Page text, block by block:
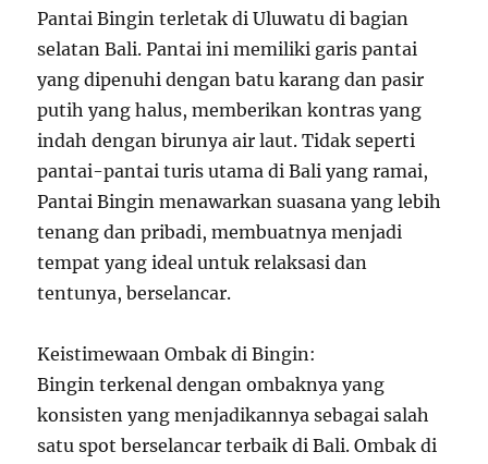
Pantai Bingin terletak di Uluwatu di bagian
selatan Bali. Pantai ini memiliki garis pantai
yang dipenuhi dengan batu karang dan pasir
putih yang halus, memberikan kontras yang
indah dengan birunya air laut. Tidak seperti
pantai-pantai turis utama di Bali yang ramai,
Pantai Bingin menawarkan suasana yang lebih
tenang dan pribadi, membuatnya menjadi
tempat yang ideal untuk relaksasi dan
tentunya, berselancar.
Keistimewaan Ombak di Bingin:
Bingin terkenal dengan ombaknya yang
konsisten yang menjadikannya sebagai salah
satu spot berselancar terbaik di Bali. Ombak di